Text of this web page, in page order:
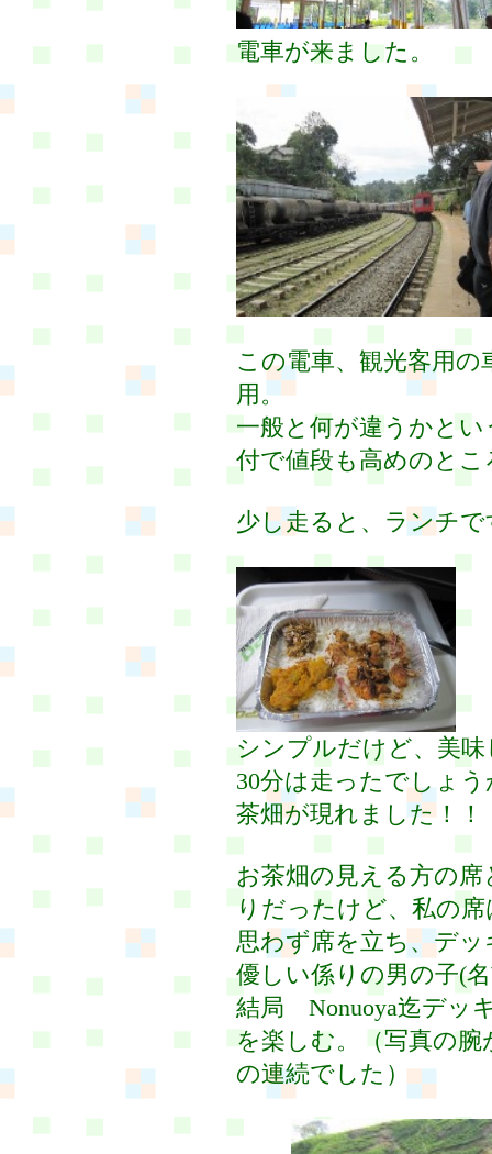
電車が来ました。
この電車、観光客用
用。
一般と何が違うかと
付で値段も高めのとこ
少し走ると、ランチで
シンプルだけど、美
30分は走ったでしょ
茶畑が現れました！！
お茶畑の見える方の
りだったけど、私の
思わず席を立ち、デッ
優しい係りの男の子(
結局 Nonuoya迄デッ
を楽しむ。（写真の
の連続でした）